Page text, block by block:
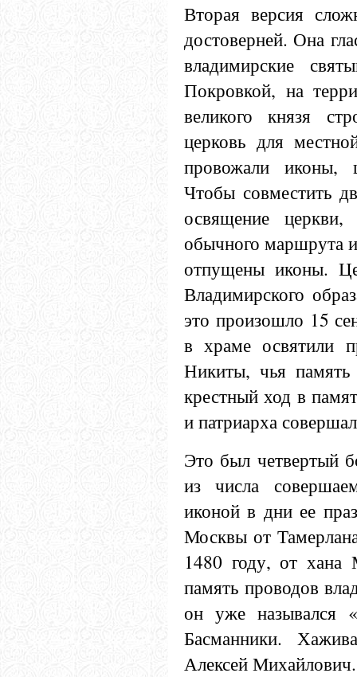
Вторая версия
достоверней. Она
владимирские
Покровкой, на
великого князя
церковь для
провожали иконы,
Чтобы совместить
освящение
обычного маршрута
отпущены иконы.
Владимирского
это произошло 15
в храме освятили
Никиты, чья
крестный ход в
и патриарха
Это был четвертый
из числа
иконой в дни ее
Москвы от
1480 году, от
память проводов
он уже назывался
Басманники.
Алексей Михайлович.